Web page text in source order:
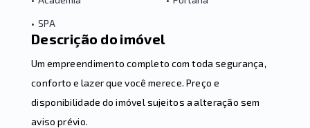
• SPA
Descrição do imóvel
Um empreendimento completo com toda segurança,
conforto e lazer que você merece. Preço e
disponibilidade do imóvel sujeitos a alteração sem
aviso prévio.